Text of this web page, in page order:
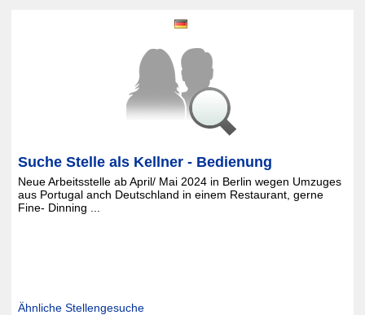
Suche Stelle als Kellner - Bedienung
Neue Arbeitsstelle ab April/ Mai 2024 in Berlin wegen Umzuges
aus Portugal anch Deutschland in einem Restaurant, gerne
Fine- Dinning ...
Ähnliche Stellengesuche